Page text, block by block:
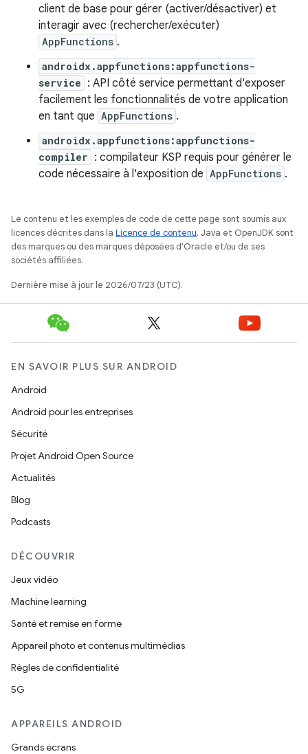
client de base pour gérer (activer/désactiver) et
interagir avec (rechercher/exécuter)
AppFunctions .
androidx.appfunctions:appfunctions-
service : API côté service permettant d'exposer
facilement les fonctionnalités de votre application
en tant que AppFunctions .
androidx.appfunctions:appfunctions-
compiler : compilateur KSP requis pour générer le
code nécessaire à l'exposition de AppFunctions .
Le contenu et les exemples de code de cette page sont soumis aux
licences décrites dans la Licence de contenu. Java et OpenJDK sont
des marques ou des marques déposées d'Oracle et/ou de ses
sociétés affiliées.
Dernière mise à jour le 2026/07/23 (UTC).
EN SAVOIR PLUS SUR ANDROID
Android
Android pour les entreprises
Sécurité
Projet Android Open Source
Actualités
Blog
Podcasts
DÉCOUVRIR
Jeux vidéo
Machine learning
Santé et remise en forme
Appareil photo et contenus multimédias
Règles de confidentialité
5G
APPAREILS ANDROID
Grands écrans